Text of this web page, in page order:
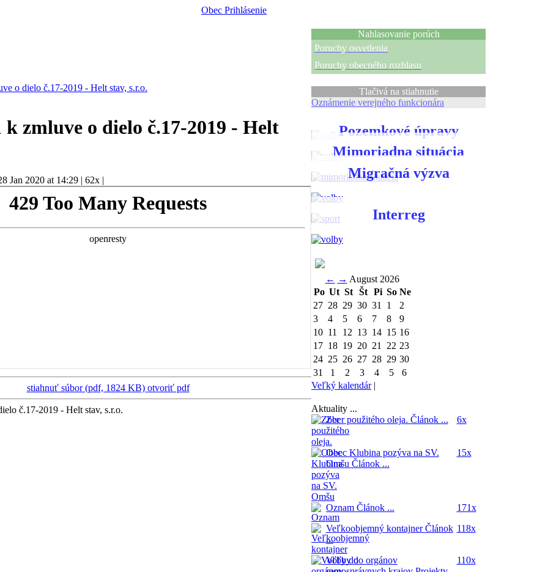
Obec Prihlásenie
o dielo č.17-2019 - Helt stav, s.r.o.
k zmluve o dielo č.17-2019 - Helt
Jan 2020 at 14:29 | 62x |
stiahnuť súbor (pdf, 1824 KB) otvoriť pdf
č.17-2019 - Helt stav, s.r.o.
Nahlasovanie porúch
Poruchy osvetlenia
Poruchy obecného rozhlasu
Tlačivá na stiahnutie
Oznámenie verejného funkcionára
Pozemkové úpravy
Mimoriadna situácia
Migračná výzva
Interreg
← → August 2026
Po Ut St Št Pi So Ne
27 28 29 30 31 1
2
3
4 5 6 7 8
9
10 11 12 13 14 15 16
17 18 19 20 21 22 23
24 25 26 27 28 29 30
31
1 2 3 4 5
6
Veľký kalendár|
Aktuality ...
Zber použitého oleja. Článok ... 6x
Obec Klubina pozýva na SV.
Omšu Článok ...
15x
Oznam Článok ...
171x
Veľkoobjemný kontajnerČlánok
...
118x
Voľby do orgánov
110x